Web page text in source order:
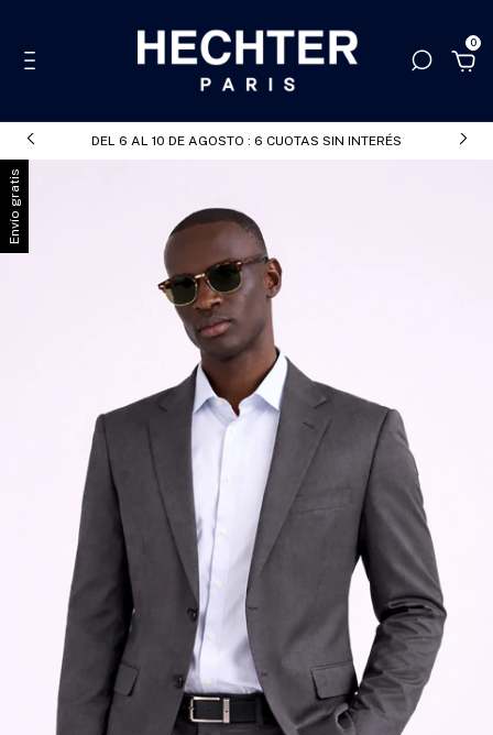
0
DEL 6 AL 10 DE AGOSTO : 6 CUOTAS SIN INTERÉS
Envío gratis